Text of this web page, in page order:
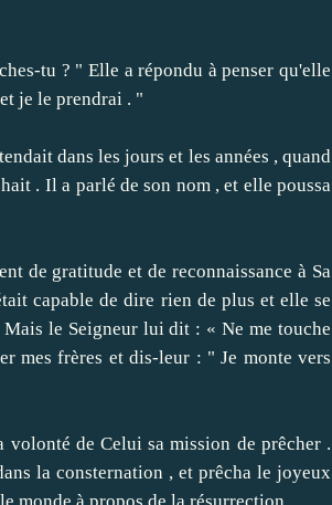
tu ? " Elle a répondu à penser qu'elle
je le prendrai . "
dans les jours et les années , quand
. Il a parlé de son nom , et elle poussa
de gratitude et de reconnaissance à Sa
capable de dire rien de plus et elle se
Mais le Seigneur lui dit : « Ne me touche
mes frères et dis-leur : " Je monte vers
de Celui sa mission de prêcher .
la consternation , et prêcha le joyeux